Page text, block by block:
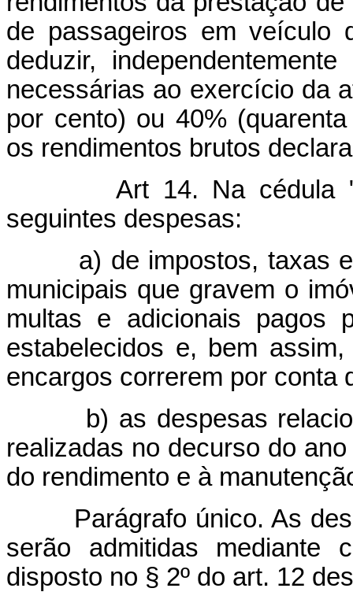
de passageiros em veículo
deduzir,
necessárias ao exercício da
por cento) ou 40%
os rendimentos brutos
Art 14. Na cédula
seguintes despesas:
a) de impostos, taxas e
municipais que gravem o
multas e adicionais pagos
estabelecidos e, bem
encargos correrem por conta
b) as despesas
realizadas no decurso do
do rendimento e à
Parágrafo único. As
serão admitidas mediante
disposto no § 2º do art. 12